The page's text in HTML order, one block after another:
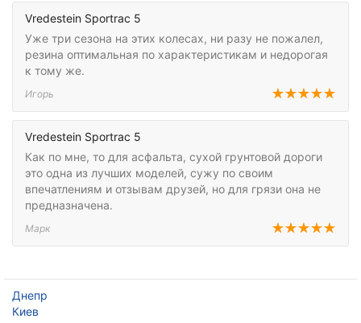
Vredestein Sportrac 5
Уже три сезона на этих колесах, ни разу не пожалел,
резина оптимальная по характеристикам и недорогая
к тому же.
Игорь
Vredestein Sportrac 5
Как по мне, то для асфальта, сухой грунтовой дороги
это одна из лучших моделей, сужу по своим
впечатлениям и отзывам друзей, но для грязи она не
предназначена.
Марк
Днепр
Киев